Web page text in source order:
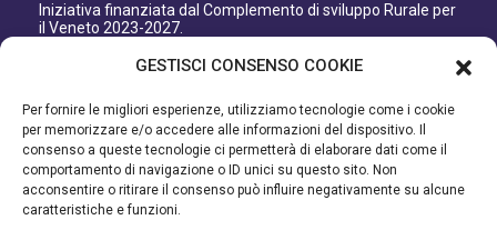
GESTISCI CONSENSO COOKIE
Per fornire le migliori esperienze, utilizziamo tecnologie come i cookie
per memorizzare e/o accedere alle informazioni del dispositivo. Il
consenso a queste tecnologie ci permetterà di elaborare dati come il
comportamento di navigazione o ID unici su questo sito. Non
acconsentire o ritirare il consenso può influire negativamente su alcune
caratteristiche e funzioni.
Iniziativa finanziata dal Complemento di sviluppo Rurale per
il Veneto 2023-2027.
Direzione AdG FEASR Bonifica e Irrigazione.
Iniziativa finanziata dal Programma di Sviluppo Rurale per il
Veneto 2014-2022.
Organismo responsabile dell’informazione: GAL Patavino.